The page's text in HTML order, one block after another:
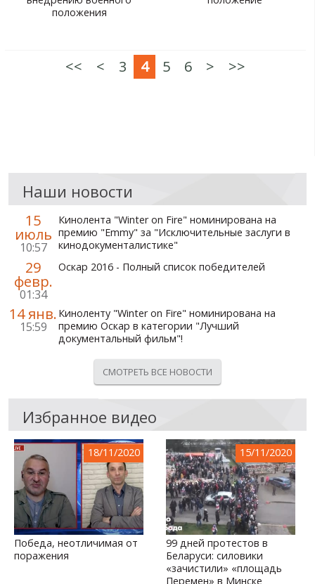
положения
<< < 3 4 5 6 > >>
Наши новости
15
июль
10:57
Кинолента "Winter on Fire" номинирована на
премию "Emmy" за "Исключительные заслуги в
кинодокументалистике"
29
февр.
01:34
Оскар 2016 - Полный список победителей
14 янв.
15:59
Киноленту "Winter on Fire" номинирована на
премию Оскар в категории "Лучший
документальный фильм"!
СМОТРЕТЬ ВСЕ НОВОСТИ
Избранное видео
18/11/2020
Победа, неотличимая от
поражения
15/11/2020
99 дней протестов в
Беларуси: силовики
«зачистили» «площадь
Перемен» в Минске